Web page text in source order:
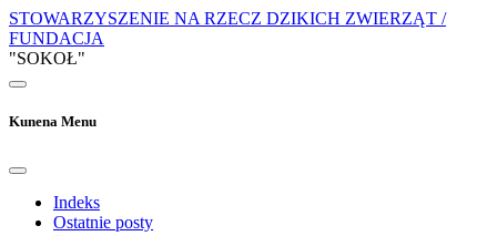
STOWARZYSZENIE NA RZECZ DZIKICH ZWIERZĄT /
FUNDACJA
"SOKOŁ"
Kunena Menu
Indeks
Ostatnie posty